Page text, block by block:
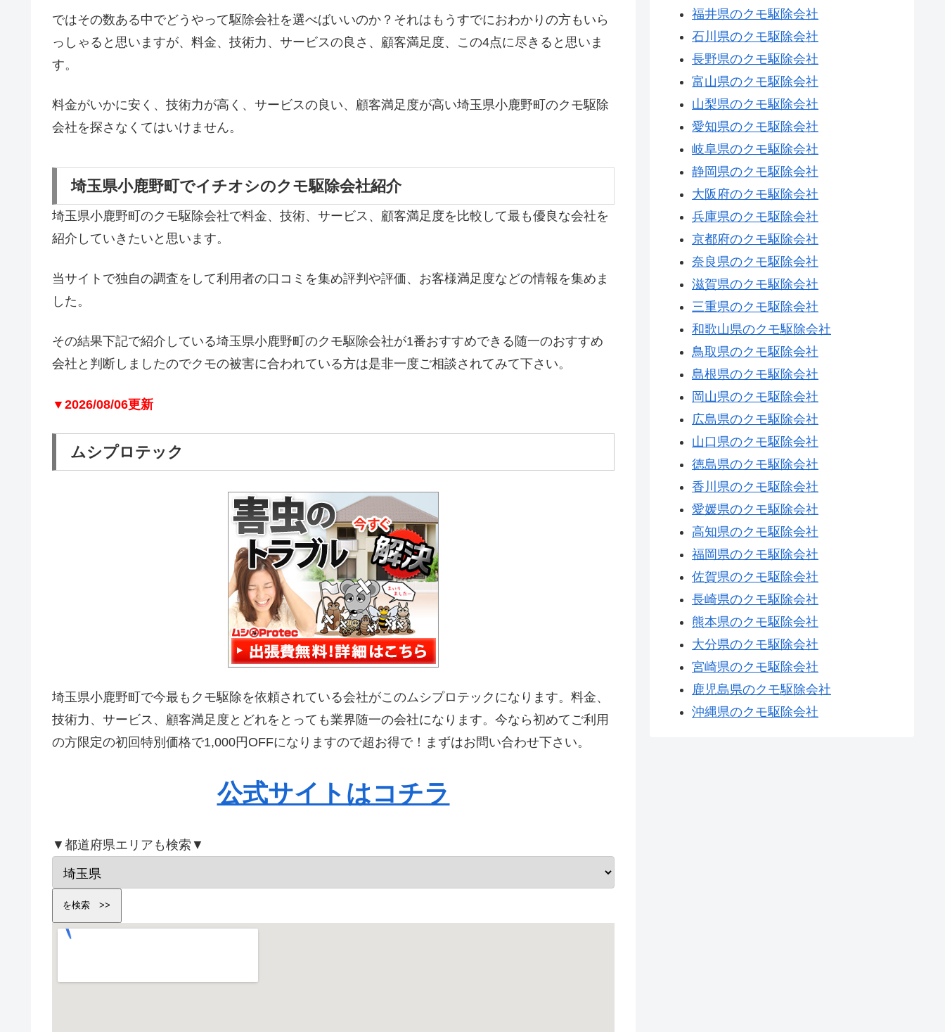
ではその数ある中でどうやって駆除会社を選べばいいのか？それはもうすでにおわかりの方もいら
っしゃると思いますが、料金、技術力、サービスの良さ、顧客満足度、この4点に尽きると思いま
す。
料金がいかに安く、技術力が高く、サービスの良い、顧客満足度が高い埼玉県小鹿野町のクモ駆除
会社を探さなくてはいけません。
埼玉県小鹿野町でイチオシのクモ駆除会社紹介
埼玉県小鹿野町のクモ駆除会社で料金、技術、サービス、顧客満足度を比較して最も優良な会社を
紹介していきたいと思います。
当サイトで独自の調査をして利用者の口コミを集め評判や評価、お客様満足度などの情報を集めま
した。
その結果下記で紹介している埼玉県小鹿野町のクモ駆除会社が1番おすすめできる随一のおすすめ
会社と判断しましたのでクモの被害に合われている方は是非一度ご相談されてみて下さい。
▼2026/08/06更新
ムシプロテック
埼玉県小鹿野町で今最もクモ駆除を依頼されている会社がこのムシプロテックになります。料金、
技術力、サービス、顧客満足度とどれをとっても業界随一の会社になります。今なら初めてご利用
の方限定の初回特別価格で1,000円OFFになりますので超お得で！まずはお問い合わせ下さい。
公式サイトはコチラ
▼都道府県エリアも検索▼
福井県のクモ駆除会社
石川県のクモ駆除会社
長野県のクモ駆除会社
富山県のクモ駆除会社
山梨県のクモ駆除会社
愛知県のクモ駆除会社
岐阜県のクモ駆除会社
静岡県のクモ駆除会社
大阪府のクモ駆除会社
兵庫県のクモ駆除会社
京都府のクモ駆除会社
奈良県のクモ駆除会社
滋賀県のクモ駆除会社
三重県のクモ駆除会社
和歌山県のクモ駆除会社
鳥取県のクモ駆除会社
島根県のクモ駆除会社
岡山県のクモ駆除会社
広島県のクモ駆除会社
山口県のクモ駆除会社
徳島県のクモ駆除会社
香川県のクモ駆除会社
愛媛県のクモ駆除会社
高知県のクモ駆除会社
福岡県のクモ駆除会社
佐賀県のクモ駆除会社
長崎県のクモ駆除会社
熊本県のクモ駆除会社
大分県のクモ駆除会社
宮崎県のクモ駆除会社
鹿児島県のクモ駆除会社
沖縄県のクモ駆除会社